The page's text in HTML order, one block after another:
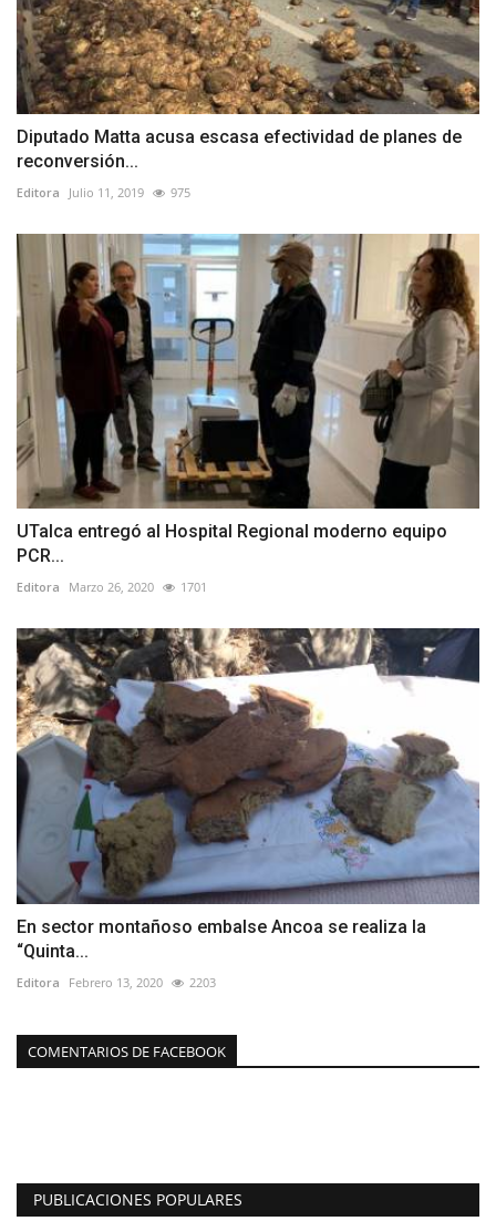
Diputado Matta acusa escasa efectividad de planes de
reconversión...
Editora Julio 11, 2019 975
UTalca entregó al Hospital Regional moderno equipo
PCR...
Editora Marzo 26, 2020 1701
En sector montañoso embalse Ancoa se realiza la
“Quinta...
Editora Febrero 13, 2020 2203
COMENTARIOS DE FACEBOOK
PUBLICACIONES POPULARES